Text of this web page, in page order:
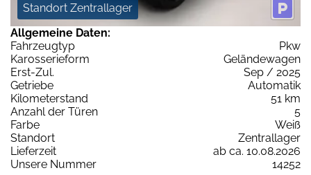
Standort Zentrallager
Allgemeine Daten:
Fahrzeugtyp
Pkw
Karosserieform
Geländewagen
Erst-Zul.
Sep / 2025
Getriebe
Automatik
Kilometerstand
51 km
Anzahl der Türen
5
Farbe
Weiß
Standort
Zentrallager
Lieferzeit
ab ca. 10.08.2026
Unsere Nummer
14252